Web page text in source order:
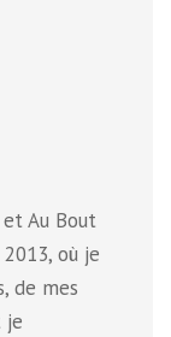
et Au Bout
où je
de mes
je